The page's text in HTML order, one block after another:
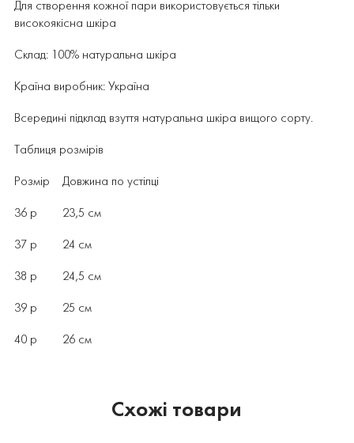
Для створення кожної пари використовується тільки
високоякісна шкіра
Склад: 100% натуральна шкіра
Країна виробник: Україна
Всередині підклад взуття натуральна шкіра вищого сорту.
Таблиця розмірів
Розмір Довжина по устілці
36 р 23,5 см
37 р 24 см
38 р 24,5 см
39 р 25 см
40 р 26 см
Схожі товари